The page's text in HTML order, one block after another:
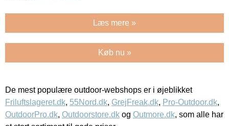
Læs mere »
Køb nu »
De mest populære outdoor-webshops er i øjeblikket
Friluftslageret.dk, 55Nord.dk, GrejFreak.dk, Pro-Outdoor.dk,
OutdoorPro.dk, Outdoorstore.dk og Outmore.dk, som alle har